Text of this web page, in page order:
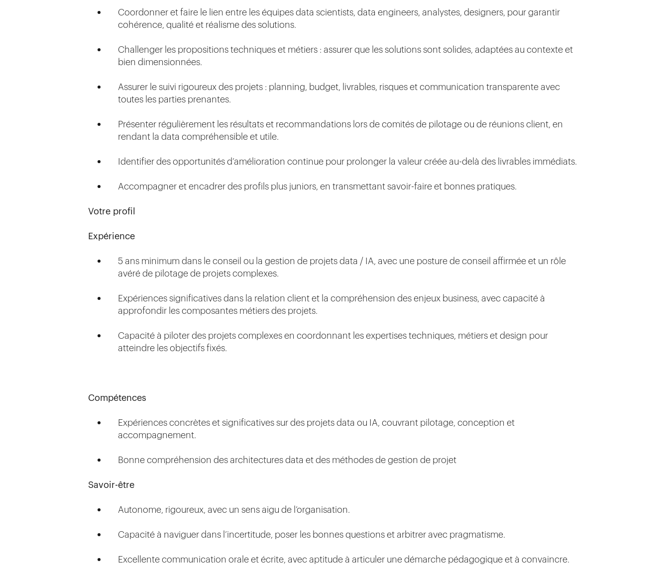
Coordonner et faire le lien entre les équipes data scientists, data engineers, analystes, designers, pour garantir
cohérence, qualité et réalisme des solutions.
Challenger les propositions techniques et métiers : assurer que les solutions sont solides, adaptées au contexte et
bien dimensionnées.
Assurer le suivi rigoureux des projets : planning, budget, livrables, risques et communication transparente avec
toutes les parties prenantes.
Présenter régulièrement les résultats et recommandations lors de comités de pilotage ou de réunions client, en
rendant la data compréhensible et utile.
Identifier des opportunités d’amélioration continue pour prolonger la valeur créée au-delà des livrables immédiats.
Accompagner et encadrer des profils plus juniors, en transmettant savoir-faire et bonnes pratiques.
Votre profil
Expérience
5 ans minimum dans le conseil ou la gestion de projets data / IA, avec une posture de conseil affirmée et un rôle
avéré de pilotage de projets complexes.
Expériences significatives dans la relation client et la compréhension des enjeux business, avec capacité à
approfondir les composantes métiers des projets.
Capacité à piloter des projets complexes en coordonnant les expertises techniques, métiers et design pour
atteindre les objectifs fixés.
Compétences
Expériences concrètes et significatives sur des projets data ou IA, couvrant pilotage, conception et
accompagnement.
Bonne compréhension des architectures data et des méthodes de gestion de projet
Savoir-être
Autonome, rigoureux, avec un sens aigu de l’organisation.
Capacité à naviguer dans l’incertitude, poser les bonnes questions et arbitrer avec pragmatisme.
Excellente communication orale et écrite, avec aptitude à articuler une démarche pédagogique et à convaincre.